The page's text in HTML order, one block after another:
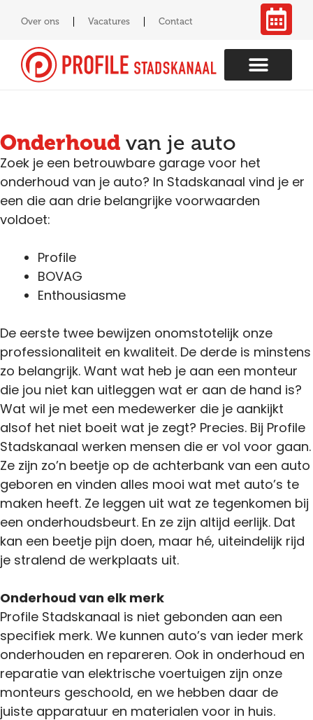
Over ons Vacatures Contact
Onderhoud van je auto
Zoek je een betrouwbare garage voor het
onderhoud van je auto? In Stadskanaal vind je er
een die aan drie belangrijke voorwaarden
voldoet:
Profile
BOVAG
Enthousiasme
De eerste twee bewijzen onomstotelijk onze
professionaliteit en kwaliteit. De derde is minstens
zo belangrijk. Want wat heb je aan een monteur
die jou niet kan uitleggen wat er aan de hand is?
Wat wil je met een medewerker die je aankijkt
alsof het niet boeit wat je zegt? Precies. Bij Profile
Stadskanaal werken mensen die er vol voor gaan.
Ze zijn zo’n beetje op de achterbank van een auto
geboren en vinden alles mooi wat met auto’s te
maken heeft. Ze leggen uit wat ze tegenkomen bij
een onderhoudsbeurt. En ze zijn altijd eerlijk. Dat
kan een beetje pijn doen, maar hé, uiteindelijk rijd
je stralend de werkplaats uit.
Onderhoud van elk merk
Profile Stadskanaal is niet gebonden aan een
specifiek merk. We kunnen auto’s van ieder merk
onderhouden en repareren. Ook in onderhoud en
reparatie van elektrische voertuigen zijn onze
monteurs geschoold, en we hebben daar de
juiste apparatuur en materialen voor in huis.